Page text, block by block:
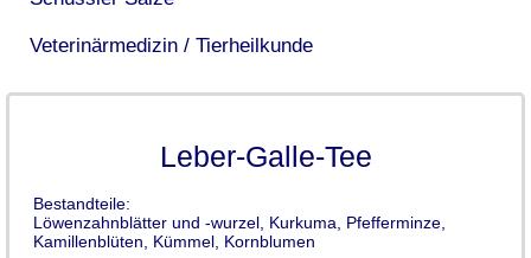
Veterinärmedizin / Tierheilkunde
Leber-Galle-Tee
Bestandteile:
Löwenzahnblätter und -wurzel, Kurkuma, Pfefferminze,
Kamillenblüten, Kümmel, Kornblumen